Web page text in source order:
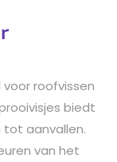
roofvissen
biedt
tot aanvallen.
van het